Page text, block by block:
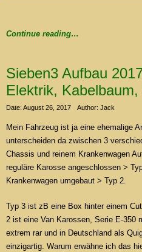
Continue reading…
Sieben3 Aufbau
Elektrik,
Date: August 26, 2017 Author: Jack
Mein Fahrzeug ist ja eine ehemalige
unterscheiden da zwischen 3
Chassis und reinem Krankenwagen
reguläre Karosse angeschlossen >
Krankenwagen umgebaut > Typ 2.
Typ 3 ist zB eine Box hinter einem
2 ist eine Van Karossen, Serie E-350
extrem rar und in Deutschland als
einzigartig. Warum erwähne ich das